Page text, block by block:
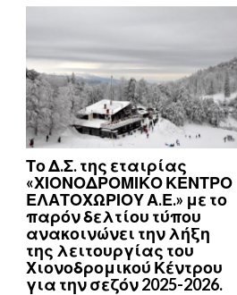
Το Δ.Σ. της εταιρίας
«ΧΙΟΝΟΔΡΟΜΙΚΟ ΚΕΝΤΡΟ
ΕΛΑΤΟΧΩΡΙΟΥ Α.Ε.» με το
παρόν δελτίου τύπου
ανακοινώνει την λήξη
της λειτουργίας του
Χιονοδρομικού Κέντρου
για την σεζόν 2025-2026.